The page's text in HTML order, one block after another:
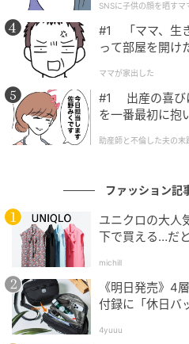
SNSに子供の顔を晒すマ
#1 「ママ、生
って部屋を開け
ママが家出した
#1 出産の喜び
を一番最初に抱
助産師と不倫した夫の末
ファッション記
ユニクロの大人
下で買える…だ
michill
《明日発売》4
付録に「休日バ
4yuuu